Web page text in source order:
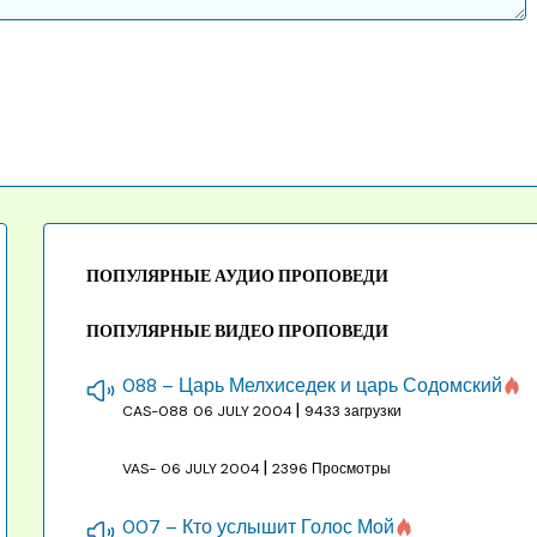
ПОПУЛЯРНЫЕ АУДИО ПРОПОВЕДИ
ПОПУЛЯРНЫЕ ВИДЕО ПРОПОВЕДИ
088 – Царь Мелхиседек и царь Содомский
CAS-088 06 JULY 2004 | 9433 загрузки
VAS- 06 JULY 2004 |2396 Просмотры
007 – Кто услышит Голос Мой